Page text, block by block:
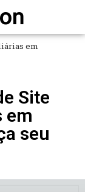
em
Site
em
seu